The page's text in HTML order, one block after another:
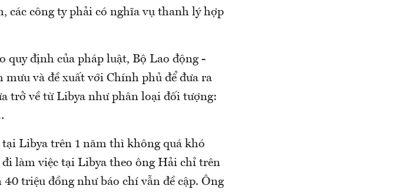
các công ty phải có nghĩa vụ thanh lý hợp
quy định của pháp luật, Bộ Lao động -
và đề xuất với Chính phủ để đưa ra
trở về từ Libya như phân loại đối tượng:
Libya trên 1 năm thì không quá khó
làm việc tại Libya theo ông Hải chỉ trên
triệu đồng như báo chí vẫn đề cập. Ông